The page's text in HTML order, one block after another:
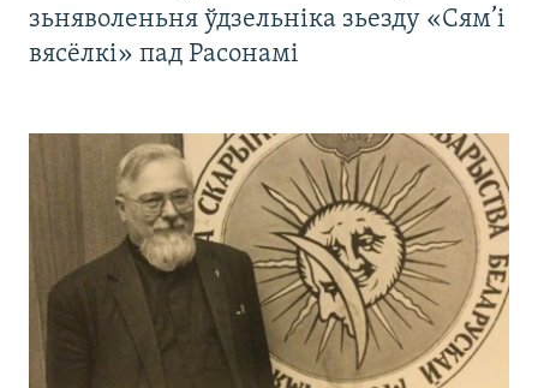
зьняволеньня ўдзельніка зьезду «Сям’і
вясёлкі» пад Расонамі